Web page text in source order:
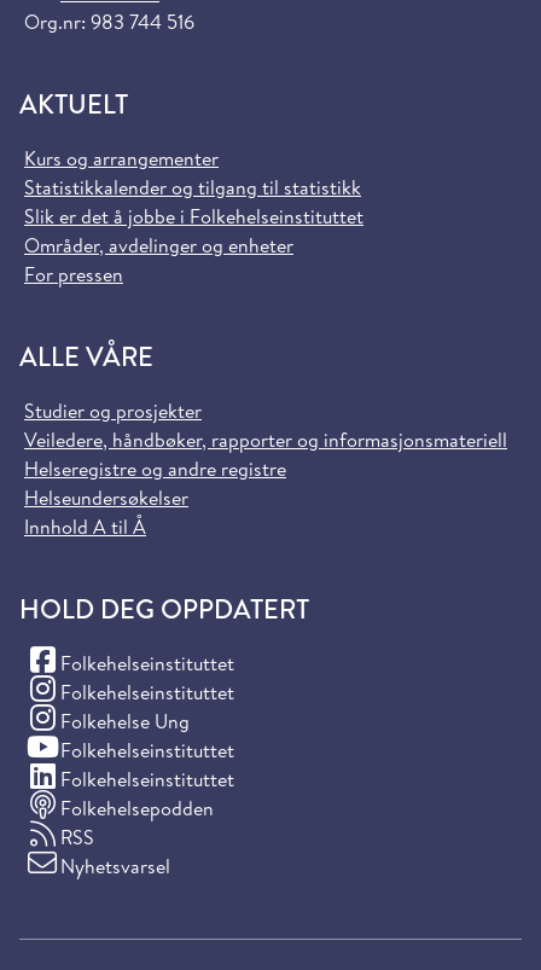
Org.nr: 983 744 516
AKTUELT
Kurs og arrangementer
Statistikkalender og tilgang til statistikk
Slik er det å jobbe i Folkehelseinstituttet
Områder, avdelinger og enheter
For pressen
ALLE VÅRE
Studier og prosjekter
Veiledere, håndbøker, rapporter og informasjonsmateriell
Helseregistre og andre registre
Helseundersøkelser
Innhold A til Å
HOLD DEG OPPDATERT
Folkehelseinstituttet
(Facebook)
Folkehelseinstituttet
(Instagram)
Folkehelse Ung
(Instagram)
Folkehelseinstituttet
(YouTube)
Folkehelseinstituttet
(LinkedIn)
Folkehelsepodden
RSS
Nyhetsvarsel